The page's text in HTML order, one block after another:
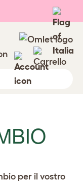
per il vostro